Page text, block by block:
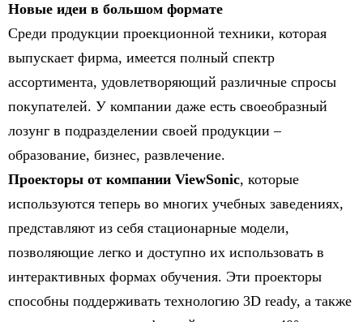
Новые идеи в большом формате
Среди продукции проекционной техники, которая
выпускает фирма, имеется полный спектр
ассортимента, удовлетворяющий различные спросы
покупателей. У компании даже есть своеобразный
лозунг в подразделении своей продукции –
образование, бизнес, развлечение.
Проекторы от компании ViewSonic, которые
используются теперь во многих учебных заведениях,
представляют из себя стационарные модели,
позволяющие легко и доступно их использовать в
интерактивных формах обучения. Эти проекторы
способны поддерживать технологию 3D ready, а также